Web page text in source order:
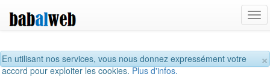
×
En utilisant nos services, vous nous donnez expressément votre
accord pour exploiter les cookies.Plus d'infos.